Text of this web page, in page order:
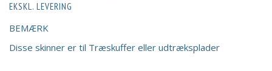
EKSKL. LEVERING
BEMÆRK
Disse skinner er til Træskuffer eller udtræksplader